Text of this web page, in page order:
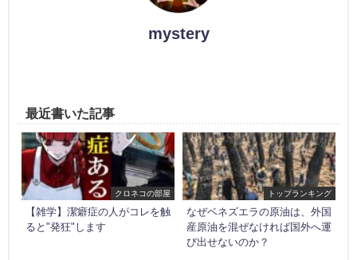
mystery
最近書いた記事
クロネコの部屋
【雑学】潔癖症の人がコレを触
ると"発狂"します
トップランキング
なぜベネズエラの原油は、外国
産原油を混ぜなければ国外へ運
び出せないのか？